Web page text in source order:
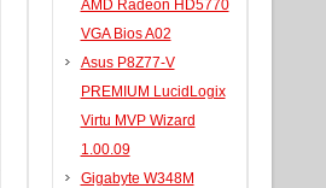
AMD Radeon HD5770
VGA Bios A02
Asus P8Z77-V
PREMIUM LucidLogix
Virtu MVP Wizard
1.00.09
Gigabyte W348M